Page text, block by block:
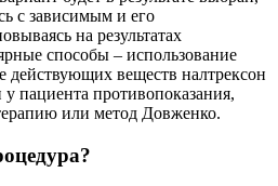
с зависимым и его
на результатах
способы – использование
действующих веществ налтрексон
пациента противопоказания,
или метод Довженко.